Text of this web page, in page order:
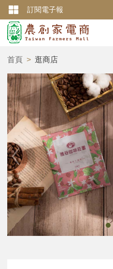
訂閱電子報
首頁 逛商店